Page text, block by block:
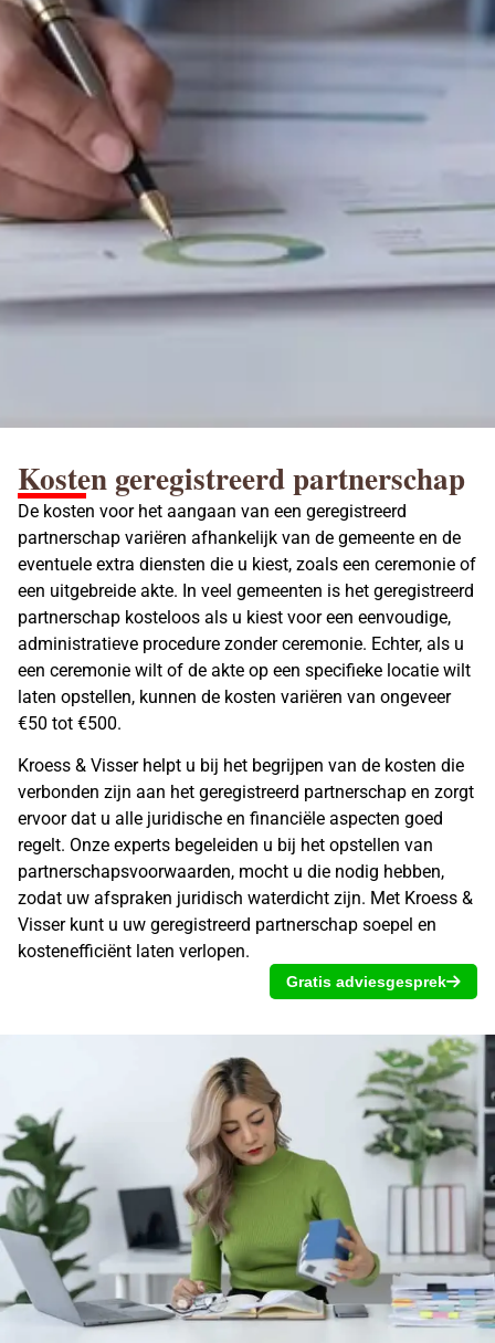
Kosten geregistreerd partnerschap
De kosten voor het aangaan van een geregistreerd
partnerschap variëren afhankelijk van de gemeente en de
eventuele extra diensten die u kiest, zoals een ceremonie of
een uitgebreide akte. In veel gemeenten is het geregistreerd
partnerschap kosteloos als u kiest voor een eenvoudige,
administratieve procedure zonder ceremonie. Echter, als u
een ceremonie wilt of de akte op een specifieke locatie wilt
laten opstellen, kunnen de kosten variëren van ongeveer
€50 tot €500.
Kroess & Visser helpt u bij het begrijpen van de kosten die
verbonden zijn aan het geregistreerd partnerschap en zorgt
ervoor dat u alle juridische en financiële aspecten goed
regelt. Onze experts begeleiden u bij het opstellen van
partnerschapsvoorwaarden, mocht u die nodig hebben,
zodat uw afspraken juridisch waterdicht zijn. Met Kroess &
Visser kunt u uw geregistreerd partnerschap soepel en
kostenefficiënt laten verlopen.
Gratis adviesgesprek